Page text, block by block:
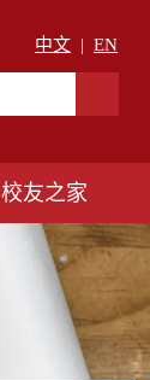
中文 | EN
校友之家